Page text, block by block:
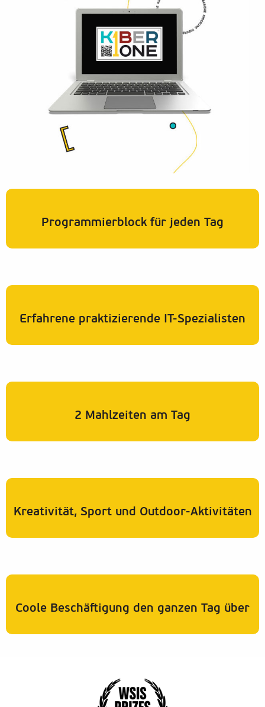
Programmierblock für jeden Tag
Erfahrene praktizierende IT-Spezialisten
2 Mahlzeiten am Tag
Kreativität, Sport und Outdoor-Aktivitäten
Coole Beschäftigung den ganzen Tag über